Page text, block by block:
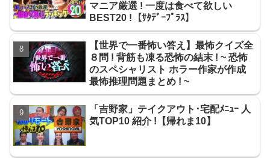
マニア厳選 ! 一度は食べて欲しい
BEST20 !【ｻﾀﾃﾞｰﾌﾟﾗｽ】
【世界で一番怖い答え】最怖クイズ全
８問 ! 背筋も凍る恐怖の結末 ! ~ 恐怖
のスペシャリスト ホラー作家が作成
最怖推理問題まとめ ! ~
「吉野家」テイクアウト･宅配ﾒﾆｭｰ 人
気TOP10 紹介 !【帰れま10】